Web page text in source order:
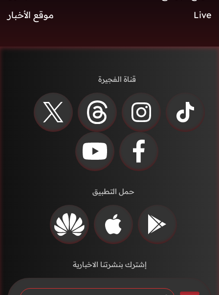
Live
موقع الأخبار
قناة الفجيرة
حمل التطبيق
إشترك بنشرتنا الاخبارية